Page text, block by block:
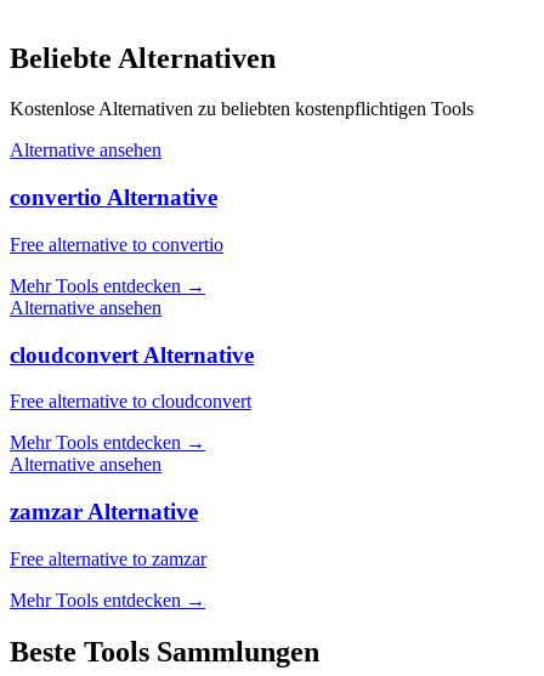
Beliebte Alternativen
Kostenlose Alternativen zu beliebten kostenpflichtigen Tools
Alternative ansehen
convertio Alternative
Free alternative to convertio
Mehr Tools entdecken →
Alternative ansehen
cloudconvert Alternative
Free alternative to cloudconvert
Mehr Tools entdecken →
Alternative ansehen
zamzar Alternative
Free alternative to zamzar
Mehr Tools entdecken →
Beste Tools Sammlungen